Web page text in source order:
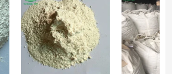
Einführung und Anwendung
bietet eine Vielzahl hochwertiger
wird aus rohem Magnesit durch Kalzinieren
einem Gassuspensionskalzinator oder